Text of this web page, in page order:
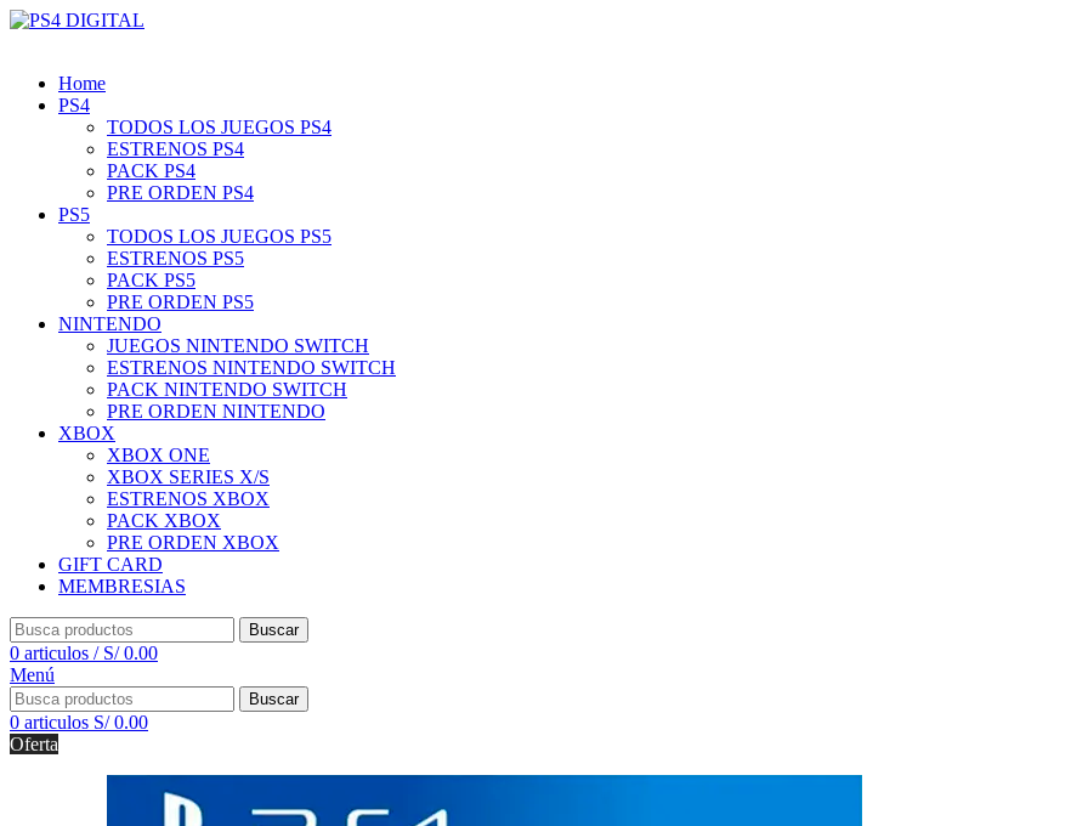
Home
PS4
TODOS LOS JUEGOS PS4
ESTRENOS PS4
PACK PS4
PRE ORDEN PS4
PS5
TODOS LOS JUEGOS PS5
ESTRENOS PS5
PACK PS5
PRE ORDEN PS5
NINTENDO
JUEGOS NINTENDO SWITCH
ESTRENOS NINTENDO SWITCH
PACK NINTENDO SWITCH
PRE ORDEN NINTENDO
XBOX
XBOX ONE
XBOX SERIES X/S
ESTRENOS XBOX
PACK XBOX
PRE ORDEN XBOX
GIFT CARD
MEMBRESIAS
Buscar
0 articulos / S/0.00
Menú
Buscar
0 articulos S/0.00
Oferta